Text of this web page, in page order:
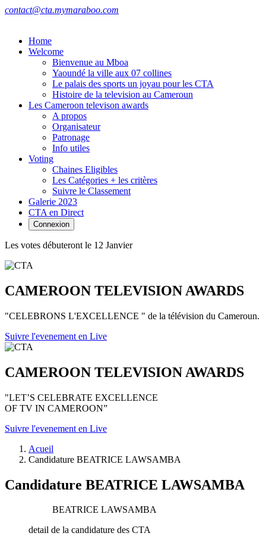
contact@cta.mymaraboo.com
Home
Welcome
Bienvenue au Mboa
Yaoundé la ville aux 07 collines
Le palais des sports un joyau pour les CTA
Histoire de la television au Cameroun
Les Cameroon televison awards
A propos
Organisateur
Patronage
Info utiles
Voting
Chaines Eligibles
Les Catégories + les critères
Suivre le Classement
Galerie 2023
CTA en Direct
Connexion
Les votes débuteront le 12 Janvier
CAMEROON TELEVISION AWARDS
"CELEBRONS L'EXCELLENCE " de la télévision du Cameroun.
Suivre l'evenement en Live
CAMEROON TELEVISION AWARDS
"LET’S CELEBRATE EXCELLENCE
OF TV IN CAMEROON”
Suivre l'evenement en Live
Acueil
Candidature BEATRICE LAWSAMBA
Candidature BEATRICE LAWSAMBA
BEATRICE LAWSAMBA
detail de la candidature des CTA